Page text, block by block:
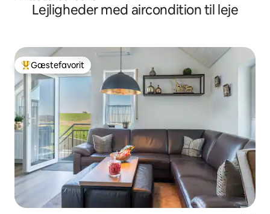
Lejligheder med aircondition til leje
Bedste gæstefavorit
Gæstefavorit